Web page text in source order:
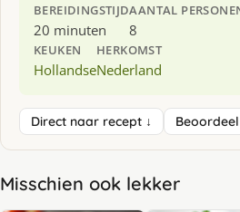
BEREIDINGSTIJD
20 minuten
AANTAL
8
KEUKEN
Hollandse
HERKOMST
Nederland
Direct naar recept ↓
Misschien ook lekker